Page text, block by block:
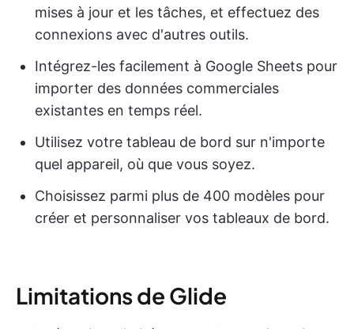
mises à jour et les tâches, et effectuez des
connexions avec d'autres outils.
Intégrez-les facilement à Google Sheets pour
importer des données commerciales
existantes en temps réel.
Utilisez votre tableau de bord sur n'importe
quel appareil, où que vous soyez.
Choisissez parmi plus de 400 modèles pour
créer et personnaliser vos tableaux de bord.
Limitations de Glide